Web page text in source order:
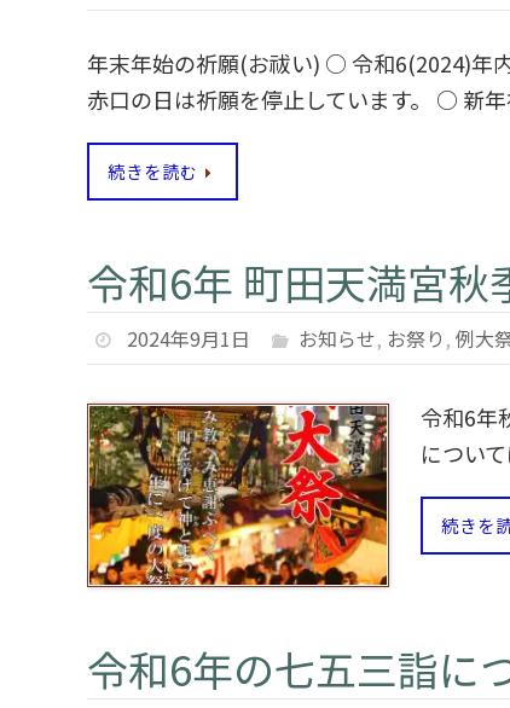
年末年始の祈願(お祓い) ○ 令和6(2024)年
赤口の日は祈願を停止しています。 ○ 新
続きを読む
令和6年 町田天満宮秋
2024年9月1日 お知らせ, お祭り , 例大
令和6年
につい
続きを
令和6年の七五三詣に